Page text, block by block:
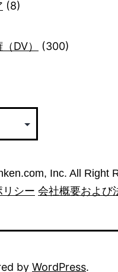
(8)
DV）
(300)
Inc. All Right
リシー 会社概要および
by WordPress.